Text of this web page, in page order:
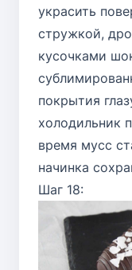
украсить
стружкой,
кусочками
покрытия
холодильник
время мусс
начинка
Шаг 18: